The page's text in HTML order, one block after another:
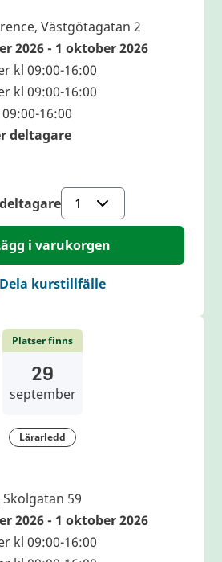
Västgötagatan 2
2026 - 1 oktober 2026
kl 09:00-16:00
kl 09:00-16:00
16:00
deltagare
i varukorgen
Dela kurstillfälle
Platser finns
29
september
Lärarledd
59
2026 - 1 oktober 2026
kl 09:00-16:00